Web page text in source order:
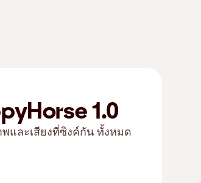
1.0
และเสียงที่ซิงค์กัน ทั้งหมด